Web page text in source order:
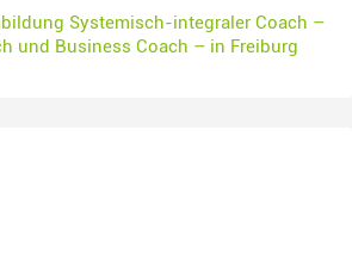
Systemisch-integraler Coach –
und Business Coach – in Freiburg